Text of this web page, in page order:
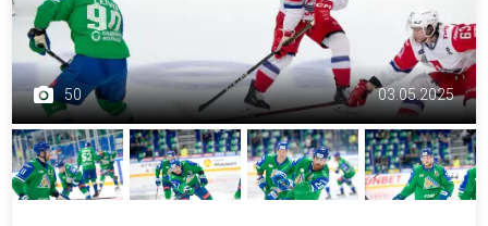
50 03.05.2025